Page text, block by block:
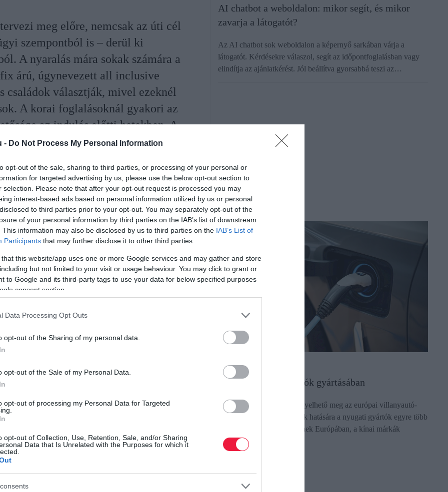
- Do Not Process My Personal Information
opt-out of the sale, sharing to third parties, or processing of your personal or
for targeted advertising by us, please use the below opt-out section to
selection. Please note that after your opt-out request is processed you may
interest-based ads based on personal information utilized by us or personal
to third parties prior to your opt-out. You may separately opt-out of the
of your personal information by third parties on the IAB’s list of downstream
This information may also be disclosed by us to third parties on the IAB’s List of
Participants that may further disclose it to other third parties.
that this website/app uses one or more Google services and may gather and store
but not limited to your visit or usage behaviour. You may click to grant or
to Google and its third-party tags to use your data for below specified purposes
consent section.
Data Processing Opt Outs
opt-out of the Sharing of my personal data.
opt-out of the Sale of my Personal Data.
opt-out of processing my Personal Data for Targeted
opt-out of Collection, Use, Retention, Sale, and/or Sharing
Data that Is Unrelated with the Purposes for which it
meg előre, nemcsak az úti cél
szempontból is – derül ki
A nyaralás mára sokak számára a
árú, úgynevezett all inclusive
családok választják, mivel ezeknél
A korai foglalásoknál gyakori az
az indulás előtti hetekben. A
hogy egyes ajánlatok kedvezményt
gyermekeknek, így a megtakarított
fordíthatják.
forrásként a Google Keresőben!
is hozzájárulnak, hogy a magyar családok körében
a tudatosság az utazásoknál is tetten érhető. Nem csupán
hanem annak pénzügyi hátterét is jó előre
a családi költségvetés megfontolt, előre kalkulált része.
szemlélet azt jelenti, hogy a pihenés nem
mentális egészségbe – pénzügyileg biztonságos keretek
projekt költségvetésére. A befektetési szemlélet lényege
a kellemetlen és váratlan helyzetek nem csupán az
hozzunk a nyaralásunkat illetően? A jól megválasztott
mai napig is sokan luxusként tekintenek, nem veszik
Az előre tervezett, fix árú konstrukciók amellett, hogy a
költségek terhét a családokról. Az all inclusive ellátás ára
így a nyaralás legnagyobb tételeinek költségei
ez a konstrukció, a kisgyermekes családok körében
tervezhető kiadásokkal támogatja a felhőtlen
AI chatbot a weboldalon: mikor segít, és mikor
zavarja a látogatót?
Az AI chatbot sok weboldalon a képernyő sarkában várja a
látogatót. Kérdésekre válaszol, segít az időpontfoglalásban vagy
elindítja az ajánlatkérést. Jól beállítva gyorsabbá teszi az…
AUTÓ
Itt a fordulat az e-autók gyártásában
Látványos átrendeződés figyelhető meg az európai villanyautó-
piacon. Míg az uniós vámok hatására a nyugati gyártók egyre több
elektromos modellt készítenek Európában, a kínai márkák
továbbra is gyors…